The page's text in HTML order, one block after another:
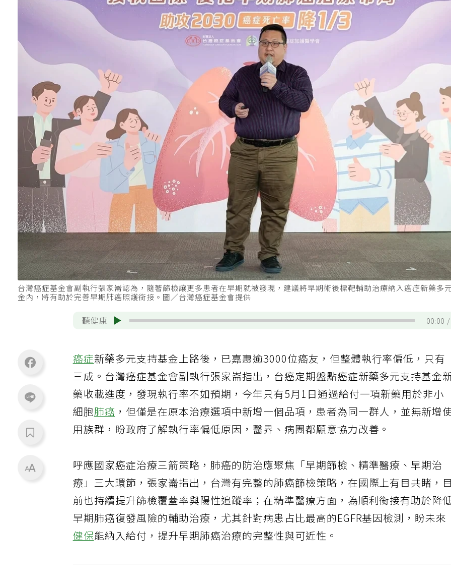
台灣癌症基金會副執行張家崙認為，隨著篩檢讓更多患者在早期就被發現，建議將早期術後標靶輔助治療納入癌症新藥多
金內，將有助於完善早期肺癌照護銜接。圖／台灣癌症基金會提供
聽健康 00:00
癌症新藥多元支持基金上路後，已嘉惠逾3000位癌友，但整體執行率偏低，只有
三成。台灣癌症基金會副執行張家崙指出，台癌定期盤點癌症新藥多元支持基金
藥收載進度，發現執行率不如預期，今年只有5月1日通過給付一項新藥用於非小
細胞肺癌 ，但僅是在原本治療選項中新增一個品項，患者為同一群人，並無新增
用族群，盼政府了解執行率偏低原因，醫界、病團都願意協力改善。
呼應國家癌症治療三箭策略，肺癌的防治應聚焦「早期篩檢、精準醫療、早期治
療」三大環節，張家崙指出，台灣有完整的肺癌篩檢策略，在國際上有目共睹，
前也持續提升篩檢覆蓋率與陽性追蹤率；在精準醫療方面，為順利銜接有助於降
早期肺癌復發風險的輔助治療，尤其針對病患占比最高的EGFR基因檢測，盼未來
健保能納入給付，提升早期肺癌治療的完整性與可近性。